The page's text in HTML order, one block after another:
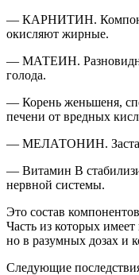
— КАРНИТИН.
окисляют жирные.
— МАТЕИН.
голода.
— Корень женьшеня,
печени от вредных
— МЕЛАТОНИН.
— Витамин В
нервной системы.
Это состав
Часть из которых
но в разумных дозах и
Следующие